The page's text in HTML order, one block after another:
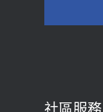
質密度檢
社區服務